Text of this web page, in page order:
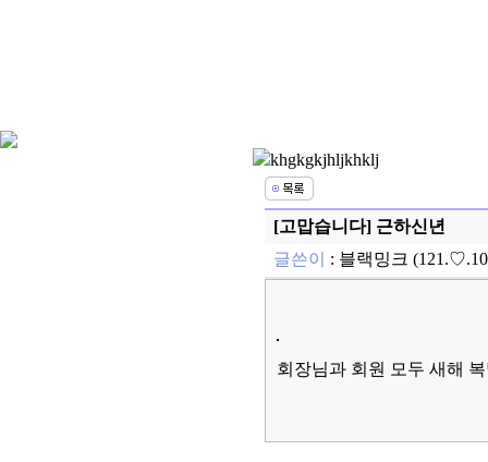
khgkgkjhljkhklj
[고맙습니다] 근하신년
글쓴이
: 블랙밍크
회장님과 회원 모두 새해